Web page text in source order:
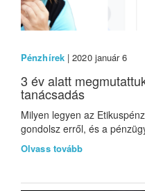
Pénzhírek| 2020 január 6
3 év alatt
tanácsadás
Milyen legyen az
gondolsz erről, és a
Olvass tovább